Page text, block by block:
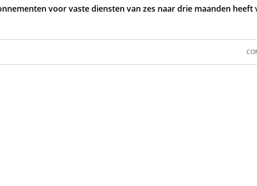
voor vaste diensten van zes naar drie maanden heeft